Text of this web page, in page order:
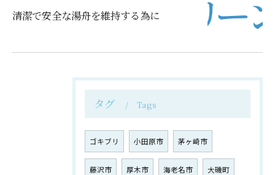
清潔で安全な湯舟を維持する為に
タグ Tags
ゴキブリ 小田原市 茅ヶ崎市
藤沢市 厚木市 海老名市 大磯町